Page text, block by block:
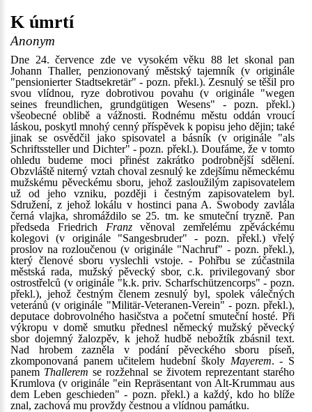
K úmrtí
Anonym
Dne 24. července zde ve vysokém věku 88 let skonal pan
Johann Thaller, penzionovaný městský tajemník (v originále
"pensionierter Stadtsekretär" - pozn. překl.). Zesnulý se těšil pro
svou vlídnou, ryze dobrotivou povahu (v originále "wegen
seines freundlichen, grundgütigen Wesens" - pozn. překl.)
všeobecné oblibě a vážnosti. Rodnému městu oddán vroucí
láskou, poskytl mnohý cenný příspěvek k popisu jeho dějin; také
jinak se osvědčil jako spisovatel a básník (v originále "als
Schriftssteller und Dichter" - pozn. překl.). Doufáme, že v tomto
ohledu budeme moci přinést zakrátko podrobnější sdělení.
Obzvláště niterný vztah choval zesnulý ke zdejšímu německému
mužskému pěveckému sboru, jehož zasloužilým zapisovatelem
už od jeho vzniku, později i čestným zapisovatelem byl.
Sdružení, z jehož lokálu v hostinci pana A. Swobody zavlála
černá vlajka, shromáždilo se 25. tm. ke smuteční tryzně. Pan
předseda Friedrich Franzvěnoval zemřelému zpěváckému
kolegovi (v originále "Sangesbruder" - pozn. překl.) vřelý
proslov na rozloučenou (v originále "Nachruf" - pozn. překl.),
který členové sboru vyslechli vstoje. - Pohřbu se zúčastnila
městská rada, mužský pěvecký sbor, c.k. privilegovaný sbor
ostrostřelců (v originále "k.k. priv. Scharfschützencorps" - pozn.
překl.), jehož čestným členem zesnulý byl, spolek válečných
veteránů (v originále "Militär-Veteranen-Verein" - pozn. překl.),
deputace dobrovolného hasičstva a početní smuteční hosté. Při
výkropu v domě smutku přednesl německý mužský pěvecký
sbor dojemný žalozpěv, k jehož hudbě nebožtík zbásnil text.
Nad hrobem zazněla v podání pěveckého sboru píseň,
zkomponovaná panem učitelem hudební školy Mayerem. - S
panem Thallerem se rozžehnal se životem reprezentant starého
Krumlova (v originále "ein Repräsentant von Alt-Krummau aus
dem Leben geschieden" - pozn. překl.) a každý, kdo ho blíže
znal, zachová mu provždy čestnou a vlídnou památku.